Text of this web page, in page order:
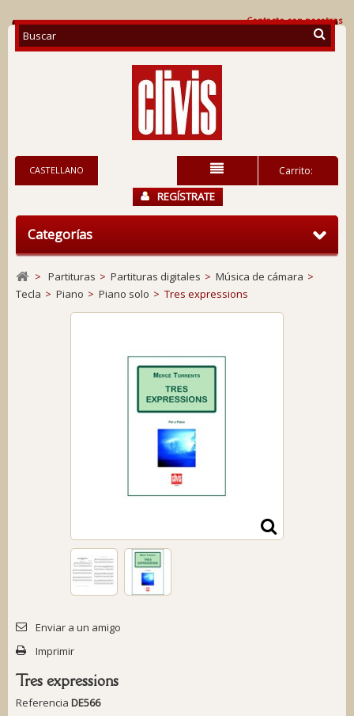
Contacte con nosotros
Carrito:
CASTELLANO
REGÍSTRATE
Categorías
> Partituras > Partituras digitales > Música de cámara >
Tecla > Piano > Piano solo > Tres expressions
Enviar a un amigo
Imprimir
Tres expressions
Referencia DE566